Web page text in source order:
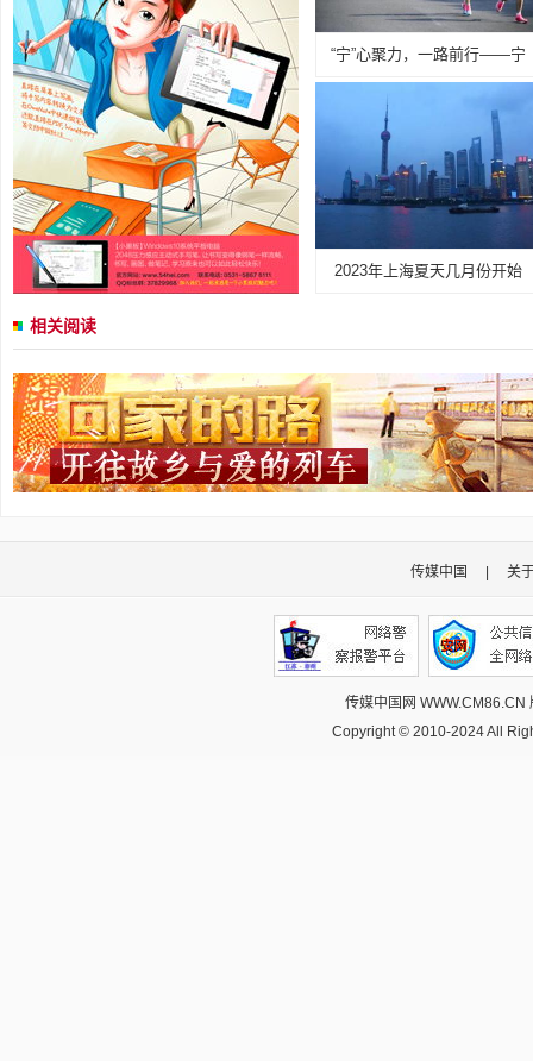
“宁”心聚力，一路前行——宁
2023年上海夏天几月份开始
相关阅读
传媒中国 关
传媒中国网
Copyright © 2010-2024 All